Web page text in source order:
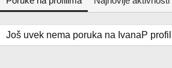
Još uvek nema poruka na IvanaP